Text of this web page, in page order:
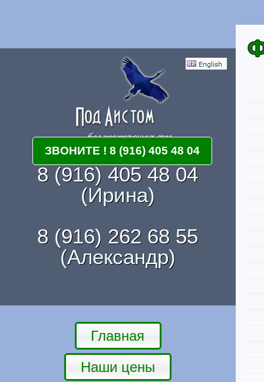
8 (916) 405 48 04
(Ирина)
8 (916) 262 68 55
(Александр)
Главная
Наши цены
ЗВОНИТЕ ! 8 (916) 405 48 04